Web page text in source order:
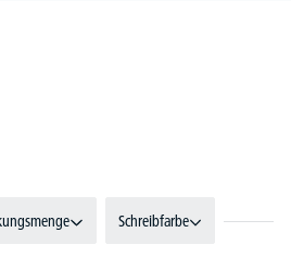
Schreibfarbe